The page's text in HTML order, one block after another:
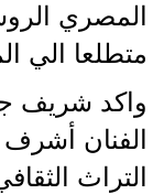
المصري
متطلعا الي
واكد شريف
الفنان
التراث